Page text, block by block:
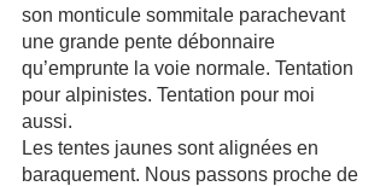
son monticule sommitale parachevant
une grande pente débonnaire
qu’emprunte la voie normale. Tentation
pour alpinistes. Tentation pour moi
aussi.
Les tentes jaunes sont alignées en
baraquement. Nous passons proche de